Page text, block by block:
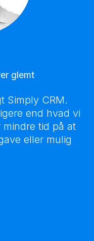
glemt
Simply CRM.
end hvad vi
tid på at
eller mulig